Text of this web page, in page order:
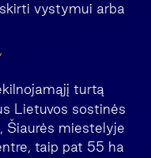
vystymui arba
turtą
Lietuvos sostinės
Šiaurės miestelyje
taip pat 55 ha